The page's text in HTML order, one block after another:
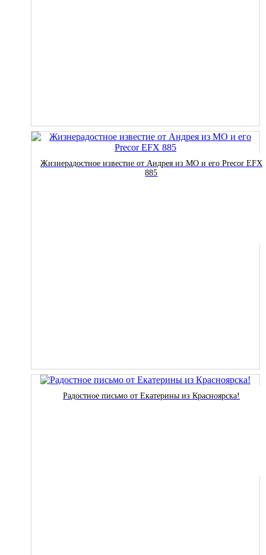
Жизнерадостное известие от Андрея из МО и его Precor EFX
885
Радостное письмо от Екатерины из Красноярска!